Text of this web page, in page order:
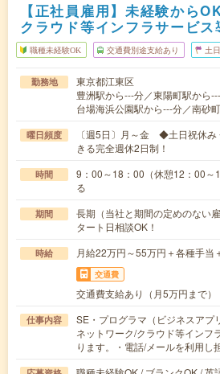
【正社員雇用】未経験から
クラウド等インフラサービス
職種未経験OK 交通費別途支給あり 土
勤務地
東京都江東区
豊洲駅から---分／東陽町駅から
台場海浜公園駅から---分／南砂
曜日頻度
〔週5日〕月～金 ◆土日祝休
きる完全週休2日制！
時間
9：00～18：00（休憩12：00～
る
期間
長期（当社と期間の定めのな
タート日相談OK！
時給 月給22万円～55万円＋各種手当
交通費
交通費支給あり（月5万円まで）
仕事内容
SE・プログラマ（ビジネスアプ
ネットワーク/クラウド等インフ
ります。・電話/メールを利用